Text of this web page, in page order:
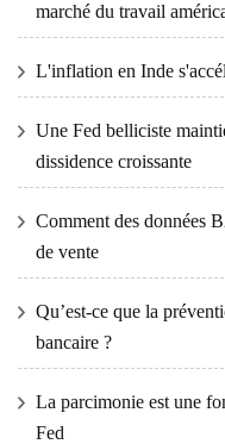
marché du travail
L'inflation en Inde
Une Fed belliciste
dissidence croissante
Comment des données
de vente
Qu’est-ce que la
bancaire ?
La parcimonie est une
Fed